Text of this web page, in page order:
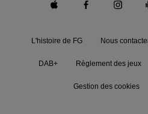
L'histoire de FG Nous
DAB+ Règlement des jeux
Gestion des cookies